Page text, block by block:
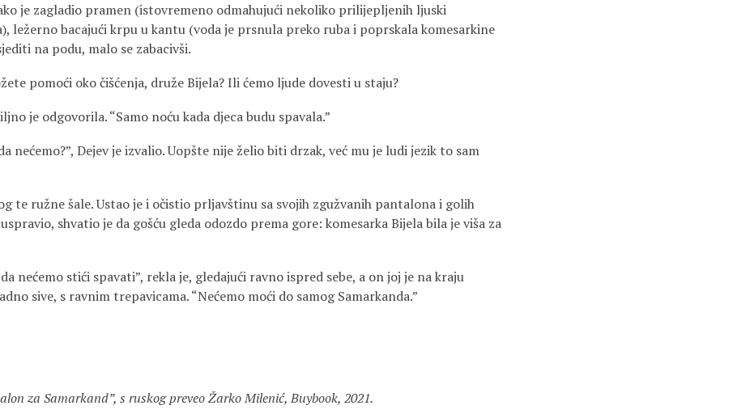
je zagladio pramen (istovremeno odmahujući nekoliko prilijepljenih ljuski
ležerno bacajući krpu u kantu (voda je prsnula preko ruba i poprskala komesarkine
na podu, malo se zabacivši.
pomoći oko čišćenja, druže Bijela? Ili ćemo ljude dovesti u staju?
je odgovorila. “Samo noću kada djeca budu spavala.”
nećemo?”, Dejev je izvalio. Uopšte nije želio biti drzak, već mu je ludi jezik to sam
te ružne šale. Ustao je i očistio prljavštinu sa svojih zgužvanih pantalona i golih
shvatio je da gošću gleda odozdo prema gore: komesarka Bijela bila je viša za
nećemo stići spavati”, rekla je, gledajući ravno ispred sebe, a on joj je na kraju
sive, s ravnim trepavicama. “Nećemo moći do samog Samarkanda.”
za Samarkand”, s ruskog preveo Žarko Milenić, Buybook, 2021.